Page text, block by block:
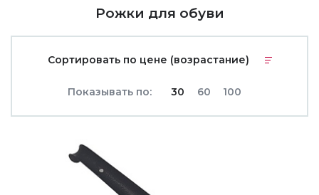
Рожки для обуви
Сортировать по цене (возрастание)
Показывать по: 30 60 100